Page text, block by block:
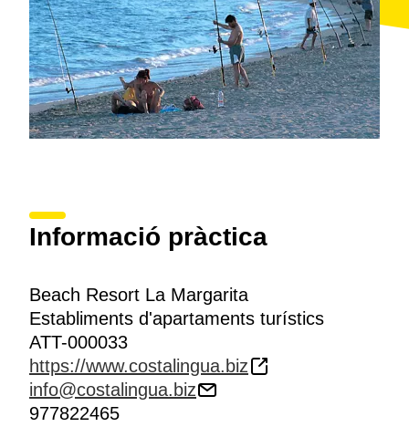
Informació pràctica
Beach Resort La Margarita
Establiments d'apartaments turístics
ATT-000033
https://www.costalingua.biz
info@costalingua.biz
977822465